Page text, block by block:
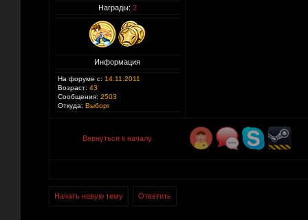
Награды: 2
Информация
На форуме с: 14.11.2011
Возраст: 43
Сообщения: 2503
Откуда: Выборг
Вернуться к началу
Начать новую тему Ответить